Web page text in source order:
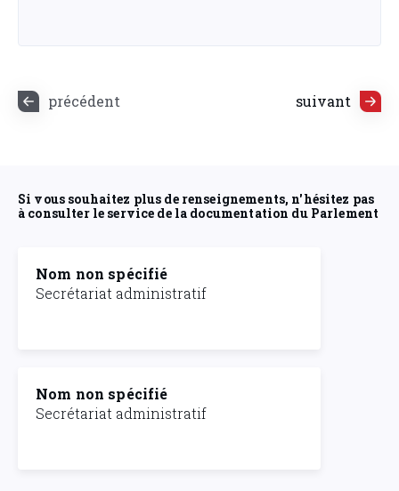
précédent suivant
Si vous souhaitez plus de renseignements, n'hésitez pas
à consulter le service de la documentation du Parlement
Nom non spécifié
Secrétariat administratif
Nom non spécifié
Secrétariat administratif